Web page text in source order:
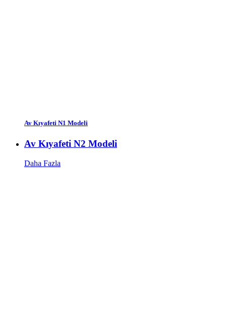
Av Kıyafeti N1 Modeli
Av Kıyafeti N2 Modeli
Daha Fazla